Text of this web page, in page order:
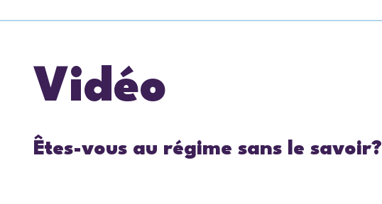
Vidéo
Êtes-vous au régime sans le savoir?